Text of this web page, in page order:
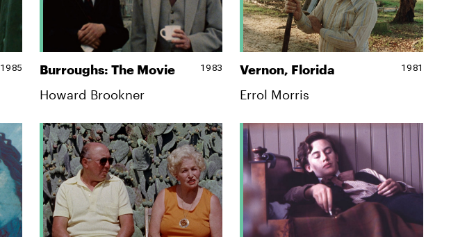
1985 Burroughs: The Movie 1983
Howard Brookner
Vernon, Florida 1981
Errol Morris